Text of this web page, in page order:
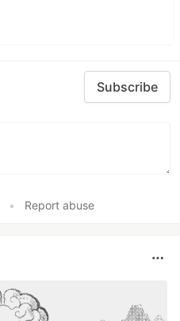
Subscribe
• Report abuse